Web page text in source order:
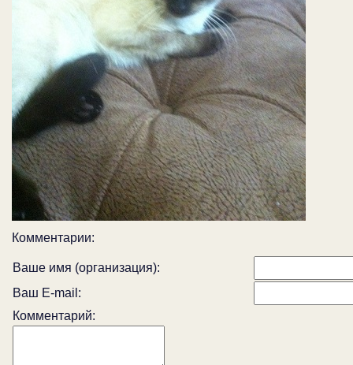
Комментарии:
Ваше имя (организация):
Ваш E-mail:
Комментарий: